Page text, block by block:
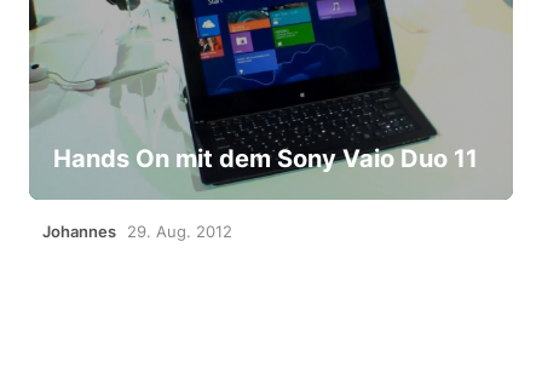
Hands On mit dem Sony Vaio Duo 11
Johannes 29. Aug. 2012